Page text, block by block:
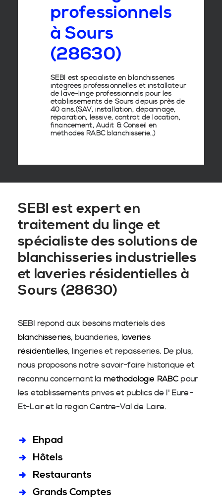
professionnels
à Sours
(28630)
SEBI est spécialiste en blanchisseries
intégrées professionnellesetinstallateur
de lave-lingeprofessionnels pour les
établissements de Sours depuis près de
40 ans.(SAV, installation, dépannage,
réparation, lessive, contrat de location,
financement, Audit & Conseil en
méthodes RABC blanchisserie..)
SEBI est expert en
traitement du linge et
spécialiste des solutions de
blanchisseries industrielles
et laveries résidentielles à
Sours (28630)
SEBI répond aux besoins matériels des
blanchisseries, buanderies, laveries
résidentielles, lingeries et repasseries. De plus,
nous proposons notre savoir-faire historique et
reconnu concernant la méthodologie RABC pour
les établissements privés et publics de l' Eure-
Et-Loir et la région Centre-Val de Loire.
Ehpad
Hôtels
Restaurants
Grands Comptes